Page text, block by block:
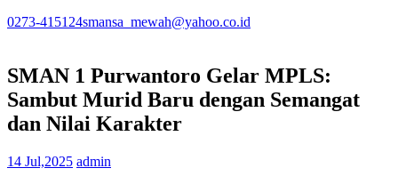
0273-415124smansa_mewah@yahoo.co.id
SMAN 1 Purwantoro Gelar MPLS:
Sambut Murid Baru dengan Semangat
dan Nilai Karakter
14 Jul,2025 admin